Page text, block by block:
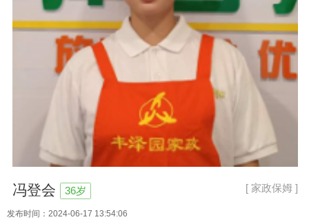
冯登会 36岁 [ 家政保姆 ]
发布时间：2024-06-17 13:54:06